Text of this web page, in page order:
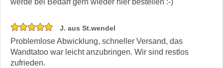
werde bei Bedarf gern wieder hier bestellen :-)
J. aus St.wendel
Problemlose Abwicklung, schneller Versand, das
Wandtatoo war leicht anzubringen. Wir sind restlos
zufrieden.